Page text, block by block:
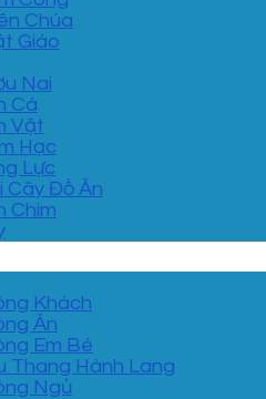
Chúa
Giáo
Nai
Cá
Vật
Hạc
Lực
Cây Đồ Ăn
Chim
Khách
Ăn
Em Bé
Thang Hành Lang
Ngủ